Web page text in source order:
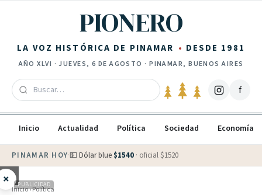
PIONERO
LA VOZ HISTÓRICA DE PINAMAR DESDE 1981
AÑOXLVI ·JUEVES, 6 DE AGOSTO · PINAMAR, BUENOS AIRES
f
Inicio Actualidad Política Sociedad Economía
PINAMAR HOY·💵 Dólar blue $1540 · oficial $1520
× PUBLICIDAD
Inicio›Política